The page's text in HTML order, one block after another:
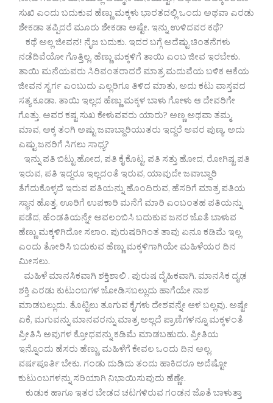
ಸುಖಿ ಎಂದು ಬದುಕುವ ಹೆಣ್ಣು ಮಕ್ಕಳು ಭಾರತದಲ್ಲಿ ಒಂದು ಅಥವಾ ಎರಡು
ಶೇಕಡಾ ತಪ್ಪಿದರೆ ಮೂರು ಶೇಕಡಾ ಅಷ್ಟೇ. ಇನ್ನು ಉಳಿದವರ ಕಥೆ?
ಕಥೆ ಅಲ್ಲ ಜೀವನ! ನೈಜ ಬದುಕು. ಇದರ ಬಗ್ಗೆ ಅದೆಷ್ಟು ಚಿಂತನೆಗಳು
ನಡೆದಿವೆಯೋ ಗೊತ್ತಿಲ್ಲ. ಹೆಣ್ಣು ಮಕ್ಕಳಿಗೆ ತಾಯಿ ಎಂಬ ಜೀವ ಇರಬೇಕು.
ತಾಯಿ ಮನೆಯವರು ಸಿರಿವಂತರಾದರೆ ಮಾತ್ರ ಮದುವೆಯ ಬಳಿಕ ಆಕೆಯ
ಜೀವನ ಸ್ವರ್ಗ ಎಂಬುದು ಎಲ್ಲರಿಗೂ ತಿಳಿದ ಮಾತು, ಅದು ಕಟು ವಾಸ್ತವದ
ಸತ್ಯ ಕೂಡಾ. ತಾಯಿ ಇಲ್ಲದ ಹೆಣ್ಣು ಮಕ್ಕಳ ಬಾಳು ಗೋಳು ಆ ದೇವರಿಗೇ
ಗೊತ್ತು. ಅವರ ಕಷ್ಟ ಸುಖ ಕೇಳುವವರು ಯಾರು? ಅಣ್ಣ ಅಥವಾ ತಮ್ಮ,
ಮಾವ, ಅಕ್ಕ ತಂಗಿ ಅಷ್ಟು ಜವಾಬ್ದಾರಿಯುತರು ಇದ್ದರೆ ಅವರ ಪುಣ್ಯ. ಅದು
ಎಷ್ಟು ಜನರಿಗೆ ಸಿಗಲು ಸಾಧ್ಯ?
ಇನ್ನು ಪತಿ ಬಿಟ್ಟು ಹೋದ, ಪತಿ ಕೈ ಕೊಟ್ಟ, ಪತಿ ಸತ್ತು ಹೋದ, ರೋಗಿಷ್ಟ ಪತಿ
ಇರುವ, ಪತಿ ಇದ್ದರೂ ಇಲ್ಲದಂತೆ ಇರುವ, ಯಾವುದೇ ಜವಾಬ್ದಾರಿ
ತೆಗೆದುಕೊಳ್ಳದೆ ಇರುವ ಪತಿಯನ್ನು ಹೊಂದಿರುವ, ಹೆಸರಿಗೆ ಮಾತ್ರ ಪತಿಯ
ಸ್ಥಾನ ಹೊತ್ತ, ಊರಿಗೆ ಉಪಕಾರಿ ಮನೆಗೆ ಮಾರಿ ಎಂಬಂತಹ ಪತಿಯನ್ನು
ಪಡೆದ, ಹೆಂಡತಿಯನ್ನೇ ಅವಲಂಬಿಸಿ ಬದುಕುವ ಜನರ ಜೊತೆ ಬಾಳುವ
ಹೆಣ್ಣು ಮಕ್ಕಳಿಗಿದೋ ಸಲಾಂ. ಪುರುಷರಿಗಿಂತ ತಾವು ಏನೂ ಕಡಿಮೆ ಇಲ್ಲ
ಎಂದು ತೋರಿಸಿ ಬದುಕುವ ಹೆಣ್ಣು ಮಕ್ಕಳಿಗಾಗಿಯೇ ಮಹಿಳೆಯರ ದಿನ
ಮೀಸಲು.
ಮಹಿಳೆ ಮಾನಸಿಕವಾಗಿ ಶಕ್ತಿಶಾಲಿ . ಪುರುಷ ದೈಹಿಕವಾಗಿ. ಮಾನಸಿಕ ದೃಢ
ಶಕ್ತಿ ಎರಡು ಕುಟುಂಬಗಳ ಜೋಡಿಸಬಲ್ಲುದು ಹಾಗೆಯೇ ನಾಶ
ಮಾಡಬಲ್ಲುದು. ತೊಟ್ಟಿಲು ತೂಗುವ ಕೈಗಳು ದೇಶವನ್ನೇ ಆಳ ಬಲ್ಲವು. ಅಷ್ಟೇ
ಏಕೆ, ಮಗುವನ್ನು ಮಾನವರನ್ನು ಮಾತ್ರ ಅಲ್ಲದೆ ಪ್ರಾಣಿಗಳನ್ನೂ ಮಕ್ಕಳಂತೆ
ಪ್ರೀತಿಸಿ ಅವುಗಳ ಕ್ರೋಧವನ್ನು ಕಡಿಮೆ ಮಾಡಬಹುದು. ಪ್ರೀತಿಯ
ಇನ್ನೊಂದು ಹೆಸರು ಹೆಣ್ಣು. ಮಹಿಳೆಗೆ ಕೇವಲ ಒಂದು ದಿನ ಅಲ್ಲ.
ವರ್ಷಪೂರ್ತಿ ಬೇಕು. ಗಂಡು ದುಡಿದು ತಂದು ಹಾಕಿದರೂ ಅದೆಷ್ಟೋ
ಕುಟುಂಬಗಳನ್ನು ಸರಿಯಾಗಿ ನಿಭಾಯಿಸುವುದು ಹೆಣ್ಣೇ.
ಕುಡುಕ ಹಾಗೂ ಇತರ ಬೇಡದ ಚಟಗಳಿರುವ ಗಂಡನ ಜೊತೆ ಬಾಳುತ್ತಾ